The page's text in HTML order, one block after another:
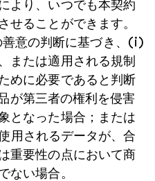
より、いつでも本契約
せることができます。
意の判断に基づき、(i)
または適用される規制
めに必要であると判断
が第三者の権利を侵害
となった場合；または
用されるデータが、合
重要性の点において商
ない場合。